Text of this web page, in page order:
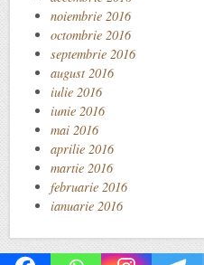
noiembrie 2016
octombrie 2016
septembrie 2016
august 2016
iulie 2016
iunie 2016
mai 2016
aprilie 2016
martie 2016
februarie 2016
ianuarie 2016